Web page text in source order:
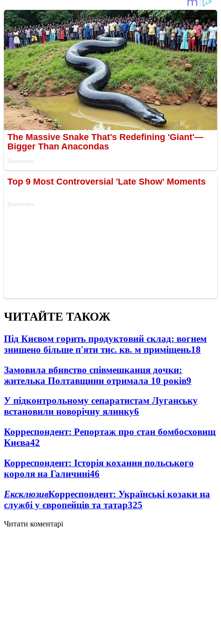
ЧИТАЙТЕ ТАКОЖ
Під Києвом горить продуктовий склад: вогнем
знищено більше п'яти тис. кв. м приміщень18
Замовила вбивство співмешканця дочки:
жителька Полтавщини отримала 10 років9
У підконтрольному сепаратистам Луганську
встановили новорічну ялинку6
Корреспондент: Репортаж про стан бомбосховищ
Києва42
Корреспондент: Історія кохання польського
короля на Галичині46
ЕксклюзивКорреспондент: Українські козаки на
службі у європейців та татар325
Читати коментарі